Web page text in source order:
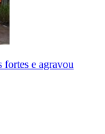
e agravou